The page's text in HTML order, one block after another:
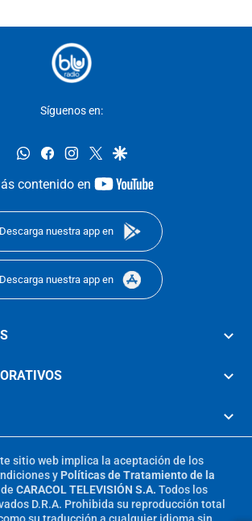
Síguenos en:
whatsappfacebookinstagram
twittergoogle
contenido en
youtube-
Descarga nuestra app en
Descarga nuestra app en
sitio web implica la aceptación de los
y Políticas de Tratamiento de la
de CARACOL TELEVISIÓN S.A. Todos los
D.R.A. Prohibida su reproducción total